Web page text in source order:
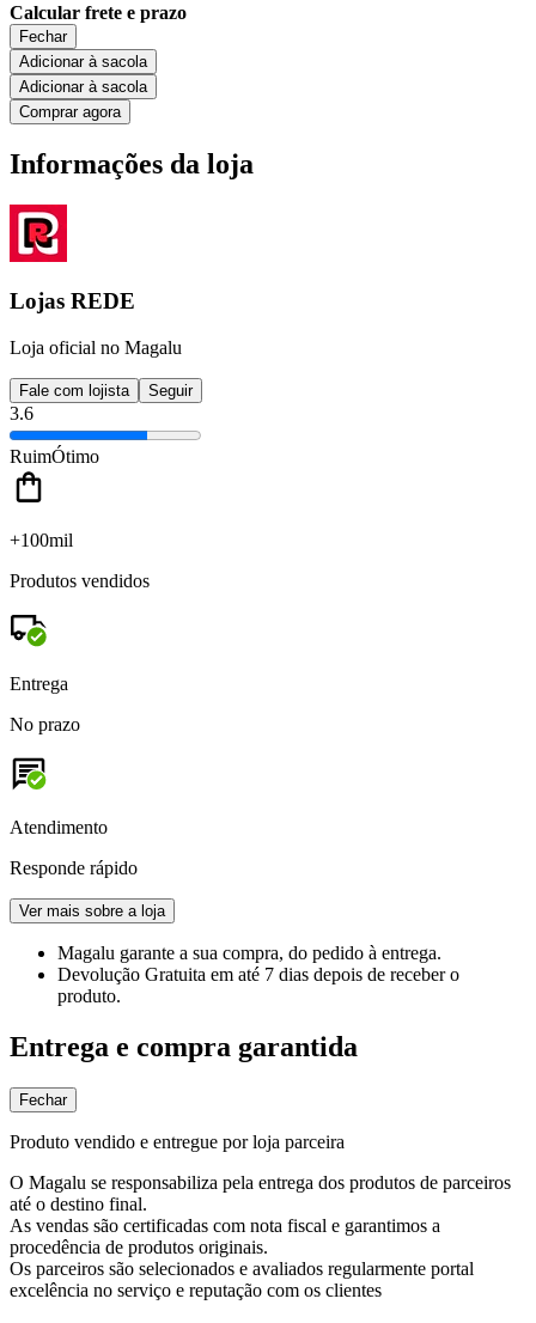
Calcular frete e prazo
Fechar
Adicionar à sacola
Adicionar à sacola
Comprar agora
Informações da loja
Lojas REDE
Loja oficial no Magalu
Fale com lojista Seguir
3.6
RuimÓtimo
+100mil
Produtos vendidos
Entrega
No prazo
Atendimento
Responde rápido
Ver mais sobre a loja
Magalu garante a sua compra, do pedido à entrega.
Devolução Gratuita em até 7 dias depois de receber o
produto.
Entrega e compra garantida
Fechar
Produto vendido e entregue por loja parceira
O Magalu se responsabiliza pela entrega dos produtos de parceiros
até o destino final.
As vendas são certificadas com nota fiscal e garantimos a
procedência de produtos originais.
Os parceiros são selecionados e avaliados regularmente portal
excelência no serviço e reputação com os clientes